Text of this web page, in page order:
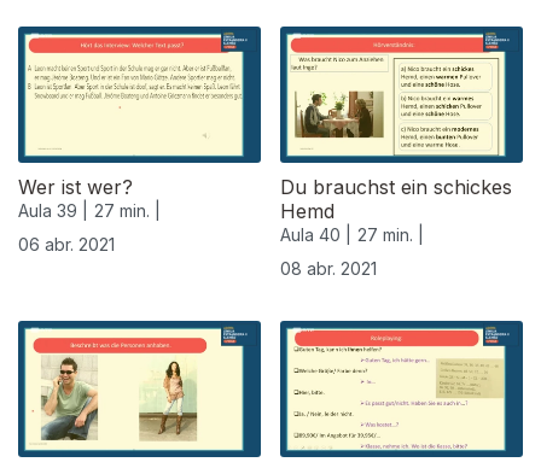
Wer ist wer?
Aula 39 |
27 min. |
06 abr. 2021
Du brauchst ein schickes
Hemd
Aula 40 |
27 min. |
08 abr. 2021